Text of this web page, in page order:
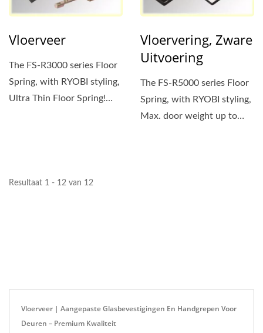
Vloerveer
The FS-R3000 series Floor
Spring, with RYOBI styling,
Ultra Thin Floor Spring!
Vloervering, Zware
Uitvoering
The FS-R5000 series Floor
Spring, with RYOBI styling,
Max. door weight up to
Resultaat 1 - 12 van 12
Vloerveer | Aangepaste Glasbevestigingen En Handgrepen Voor
Deuren – Premium Kwaliteit